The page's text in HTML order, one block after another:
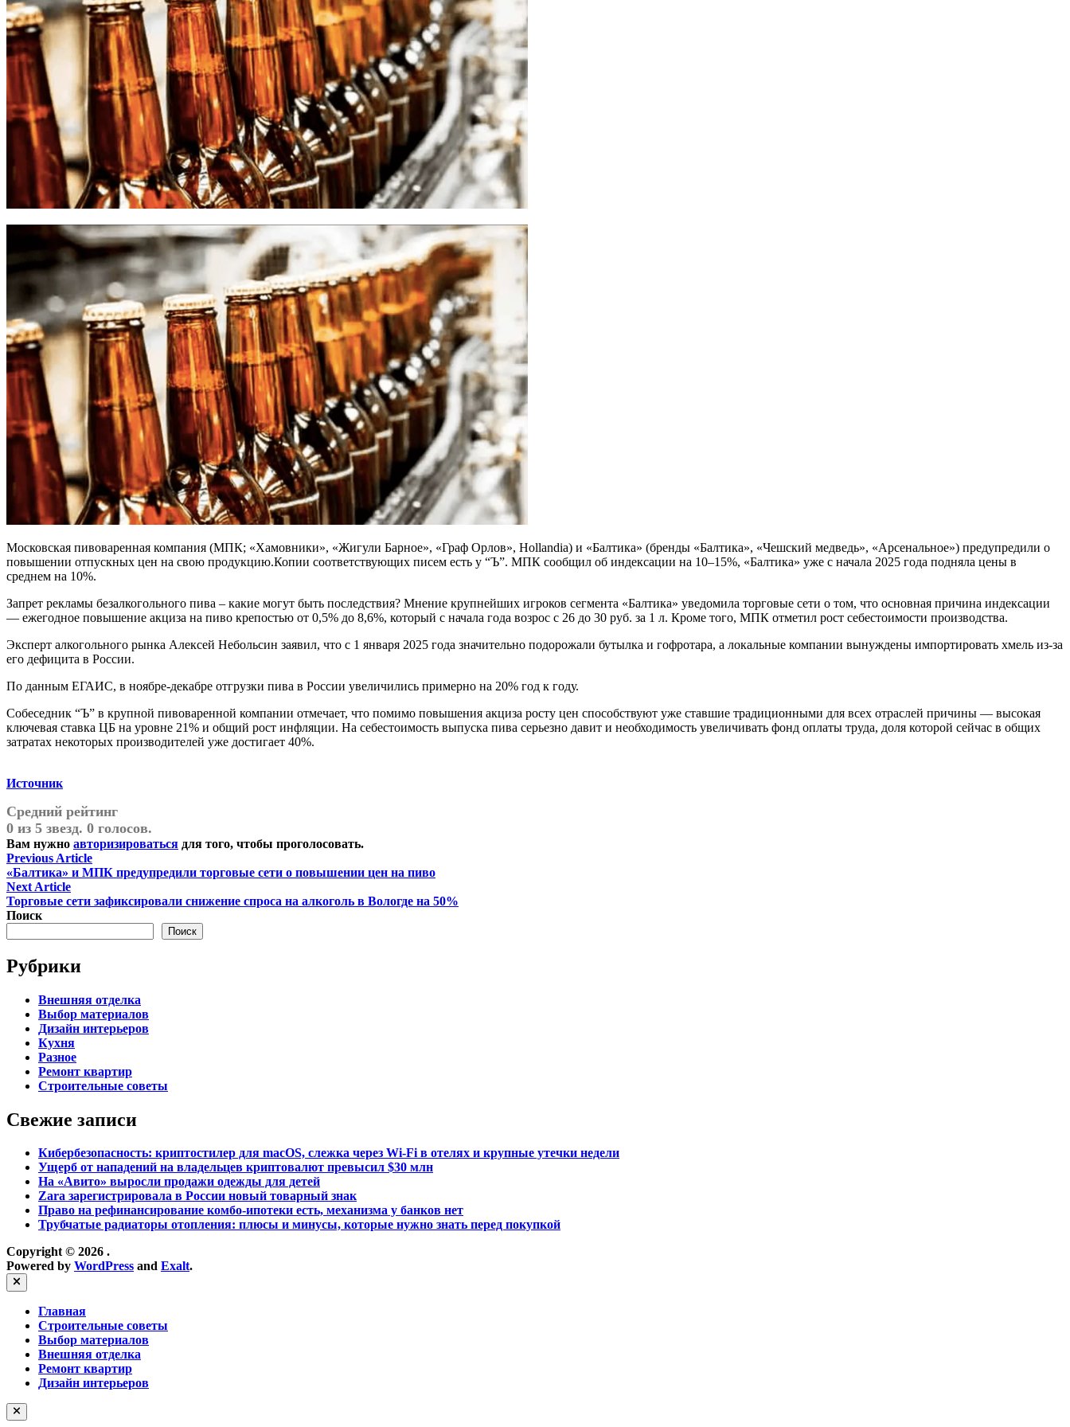
Московская пивоваренная компания (МПК; «Хамовники», «Жигули Барное», «Граф Орлов», Hollandia) и «Балтика» (бренды «Балтика», «Чешский медведь», «Арсенальное») предупредили о
повышении отпускных цен на свою продукцию.Копии соответствующих писем есть у “Ъ”. МПК сообщил об индексации на 10–15%, «Балтика» уже с начала 2025 года подняла цены в
среднем на 10%.
Запрет рекламы безалкогольного пива – какие могут быть последствия? Мнение крупнейших игроков сегмента «Балтика» уведомила торговые сети о том, что основная причина индексации
— ежегодное повышение акциза на пиво крепостью от 0,5% до 8,6%, который с начала года возрос с 26 до 30 руб. за 1 л. Кроме того, МПК отметил рост себестоимости производства.
Эксперт алкогольного рынка Алексей Небольсин заявил, что с 1 января 2025 года значительно подорожали бутылка и гофротара, а локальные компании вынуждены импортировать хмель из-за
его дефицита в России.
По данным ЕГАИС, в ноябре-декабре отгрузки пива в России увеличились примерно на 20% год к году.
Собеседник “Ъ” в крупной пивоваренной компании отмечает, что помимо повышения акциза росту цен способствуют уже ставшие традиционными для всех отраслей причины — высокая
ключевая ставка ЦБ на уровне 21% и общий рост инфляции. На себестоимость выпуска пива серьезно давит и необходимость увеличивать фонд оплаты труда, доля которой сейчас в общих
затратах некоторых производителей уже достигает 40%.
Источник
Средний рейтинг
0 из 5 звезд. 0 голосов.
Вам нужно авторизироваться для того, чтобы проголосовать.
Навигация
по
записям
Previous ArticlePrevious
article:
«Балтика» и МПК предупредили торговые сети о повышении цен на пиво
Next ArticleNext
article:
Торговые сети зафиксировали снижение спроса на алкоголь в Вологде на 50%
Поиск
Поиск
Рубрики
Внешняя отделка
Выбор материалов
Дизайн интерьеров
Кухня
Разное
Ремонт квартир
Строительные советы
Свежие записи
Кибербезопасность: криптостилер для macOS, слежка через Wi-Fi в отелях и крупные утечки недели
Ущерб от нападений на владельцев криптовалют превысил $30 млн
На «Авито» выросли продажи одежды для детей
Zara зарегистрировала в России новый товарный знак
Право на рефинансирование комбо-ипотеки есть, механизма у банков нет
Трубчатые радиаторы отопления: плюсы и минусы, которые нужно знать перед покупкой
Copyright © 2026 .
Powered by WordPress and Exalt.
Close
Главная
Строительные советы
Выбор материалов
Внешняя отделка
Ремонт квартир
Дизайн интерьеров